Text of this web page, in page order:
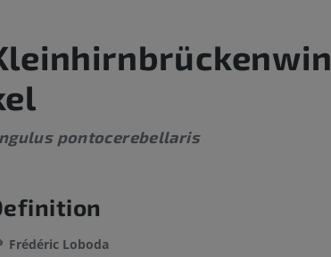
pontocerebellaris
Frédéric Loboda